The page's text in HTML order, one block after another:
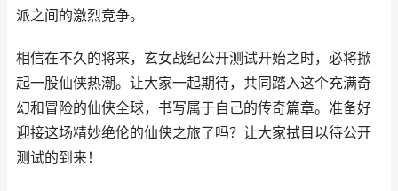
派之间的激烈竞争。
相信在不久的将来，玄女战纪公开测试开始之时，必将掀
起一股仙侠热潮。让大家一起期待，共同踏入这个充满奇
幻和冒险的仙侠全球，书写属于自己的传奇篇章。准备好
迎接这场精妙绝伦的仙侠之旅了吗？让大家拭目以待公开
测试的到来！